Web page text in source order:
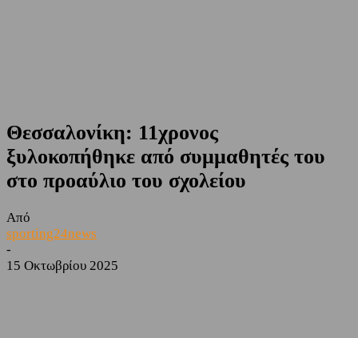
Θεσσαλονίκη: 11χρονος
ξυλοκοπήθηκε από συμμαθητές του
στο προαύλιο του σχολείου
Από
sporting24news
-
15 Οκτωβρίου 2025